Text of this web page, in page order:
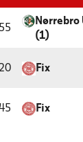
Nørrebro
(1)
Fix
Fix